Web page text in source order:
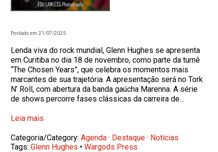
Postado em 21/07/2025
Lenda viva do rock mundial, Glenn Hughes se apresenta
em Curitiba no dia 18 de novembro, como parte da turnê
“The Chosen Years”, que celebra os momentos mais
marcantes de sua trajetória. A apresentação será no Tork
N’ Roll, com abertura da banda gaúcha Marenna. A série
de shows percorre fases clássicas da carreira de...
Leia mais
Categoria/Category:Agenda · Destaque · Notícias
Tags:Glenn Hughes •Wargods Press